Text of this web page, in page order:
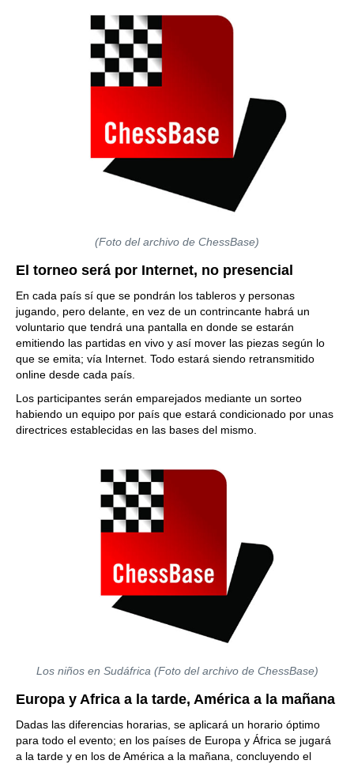
(Foto del archivo de ChessBase)
El torneo será por Internet, no presencial
En cada país sí que se pondrán los tableros y personas
jugando, pero delante, en vez de un contrincante habrá un
voluntario que tendrá una pantalla en donde se estarán
emitiendo las partidas en vivo y así mover las piezas según lo
que se emita; vía Internet. Todo estará siendo retransmitido
online desde cada país.
Los participantes serán emparejados mediante un sorteo
habiendo un equipo por país que estará condicionado por unas
directrices establecidas en las bases del mismo.
Los niños en Sudáfrica (Foto del archivo de ChessBase)
Europa y Africa a la tarde, América a la mañana
Dadas las diferencias horarias, se aplicará un horario óptimo
para todo el evento; en los países de Europa y África se jugará
a la tarde y en los de América a la mañana, concluyendo el